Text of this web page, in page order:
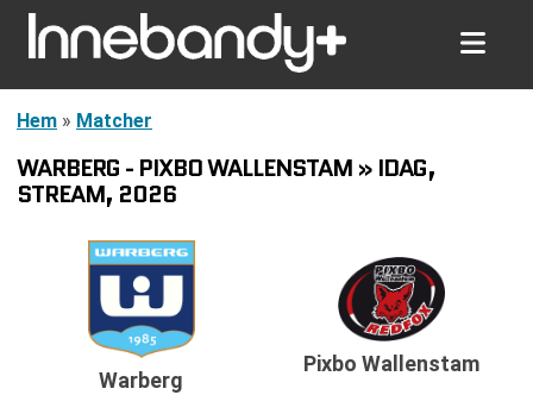
Hem » Matcher
WARBERG - PIXBO WALLENSTAM » IDAG,
STREAM, 2026
Warberg
Pixbo Wallenstam